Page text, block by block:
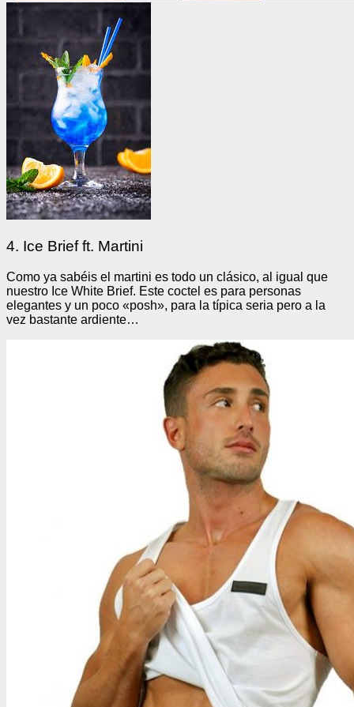
4. Ice Brief ft. Martini
Como ya sabéis el martini es todo un clásico, al igual que
nuestro Ice White Brief. Este coctel es para personas
elegantes y un poco «posh», para la típica seria pero a la
vez bastante ardiente…